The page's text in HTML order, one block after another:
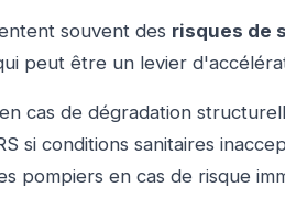
souvent des risques de
peut être un levier
cas de dégradation
si conditions sanitaires
pompiers en cas de risque